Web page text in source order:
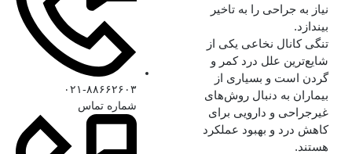
نیاز به جراحی را به تاخیر
بیندازد.
تنگی کانال نخاعی یکی از
شایع‌ترین علل درد کمر و
گردن است و بسیاری از
بیماران به دنبال روش‌های
غیرجراحی و دارویی برای
کاهش درد و بهبود عملکرد
هستند.
۰۲۱-۸۸۶۶۲۶۰۳
شماره تماس